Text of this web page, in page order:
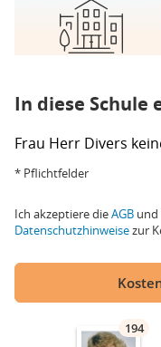
In diese Schule
Frau Herr Divers
* Pflichtfelder
Ich akzeptiere dieAGB und
Datenschutzhinweisezur
194